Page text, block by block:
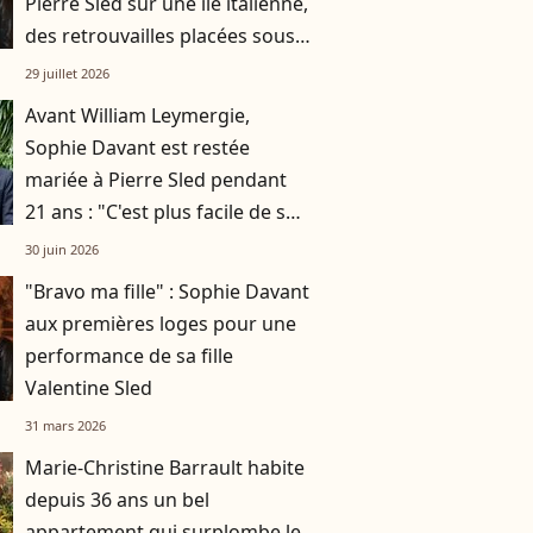
des retrouvailles placées sous
le signe de la gourmandise !
29 juillet 2026
Avant William Leymergie,
Sophie Davant est restée
mariée à Pierre Sled pendant
21 ans : "C'est plus facile de se
séparer que de rester
30 juin 2026
"Bravo ma fille" : Sophie Davant
aux premières loges pour une
performance de sa fille
Valentine Sled
31 mars 2026
Marie-Christine Barrault habite
depuis 36 ans un bel